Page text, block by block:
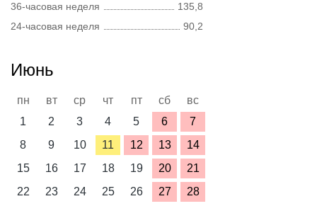
36-часовая неделя
135,8
24-часовая неделя
90,2
Июнь
пн вт ср чт пт сб
вс
1
2 3 4 5 6
7
8
9 10 11 12 13
14
15
16 17 18 19 20
21
22
23 24 25 26 27
28